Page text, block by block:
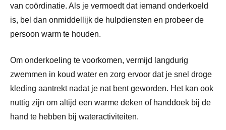
van coördinatie. Als je vermoedt dat iemand onderkoeld
is, bel dan onmiddellijk de hulpdiensten en probeer de
persoon warm te houden.
Om onderkoeling te voorkomen, vermijd langdurig
zwemmen in koud water en zorg ervoor dat je snel droge
kleding aantrekt nadat je nat bent geworden. Het kan ook
nuttig zijn om altijd een warme deken of handdoek bij de
hand te hebben bij wateractiviteiten.